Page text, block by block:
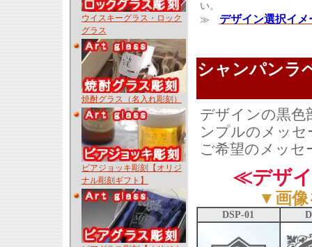
ウイスキーグラス・ロック
グラス
焼酎グラス（名入れ彫刻）
ビアジョッキ彫刻【オリジ
ナル彫刻ギフト】
い。
≫ デザイン選択イメ
シャンパンラ
デザインの黒色
ンプルのメッ
ご希望のメッセ
≪デザ
▼画像
DSP-01